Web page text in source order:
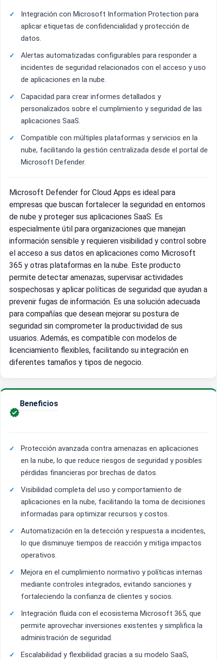
Integración con Microsoft Information Protection para
aplicar etiquetas de confidencialidad y protección de
datos.
Alertas automatizadas configurables para responder a
incidentes de seguridad relacionados con el acceso y uso
de aplicaciones en la nube.
Capacidad para crear informes detallados y
personalizados sobre el cumplimiento y seguridad de las
aplicaciones SaaS.
Compatible con múltiples plataformas y servicios en la
nube, facilitando la gestión centralizada desde el portal de
Microsoft Defender.
Microsoft Defender for Cloud Apps es ideal para
empresas que buscan fortalecer la seguridad en entornos
de nube y proteger sus aplicaciones SaaS. Es
especialmente útil para organizaciones que manejan
información sensible y requieren visibilidad y control sobre
el acceso a sus datos en aplicaciones como Microsoft
365 y otras plataformas en la nube. Este producto
permite detectar amenazas, supervisar actividades
sospechosas y aplicar políticas de seguridad que ayudan a
prevenir fugas de información. Es una solución adecuada
para compañías que desean mejorar su postura de
seguridad sin comprometer la productividad de sus
usuarios. Además, es compatible con modelos de
licenciamiento flexibles, facilitando su integración en
diferentes tamaños y tipos de negocio.

Beneficios
Protección avanzada contra amenazas en aplicaciones
en la nube, lo que reduce riesgos de seguridad y posibles
pérdidas financieras por brechas de datos.
Visibilidad completa del uso y comportamiento de
aplicaciones en la nube, facilitando la toma de decisiones
informadas para optimizar recursos y costos.
Automatización en la detección y respuesta a incidentes,
lo que disminuye tiempos de reacción y mitiga impactos
operativos.
Mejora en el cumplimiento normativo y políticas internas
mediante controles integrados, evitando sanciones y
fortaleciendo la confianza de clientes y socios.
Integración fluida con el ecosistema Microsoft 365, que
permite aprovechar inversiones existentes y simplifica la
administración de seguridad.
Escalabilidad y flexibilidad gracias a su modelo SaaS,